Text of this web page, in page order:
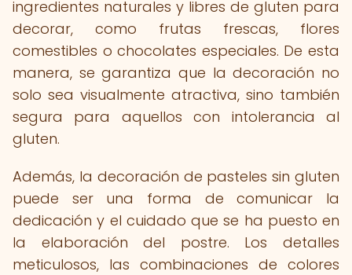
ingredientes naturales y libres de gluten para
decorar, como frutas frescas, flores
comestibles o chocolates especiales. De esta
manera, se garantiza que la decoración no
solo sea visualmente atractiva, sino también
segura para aquellos con intolerancia al
gluten.
Además, la decoración de pasteles sin gluten
puede ser una forma de comunicar la
dedicación y el cuidado que se ha puesto en
la elaboración del postre. Los detalles
meticulosos, las combinaciones de colores